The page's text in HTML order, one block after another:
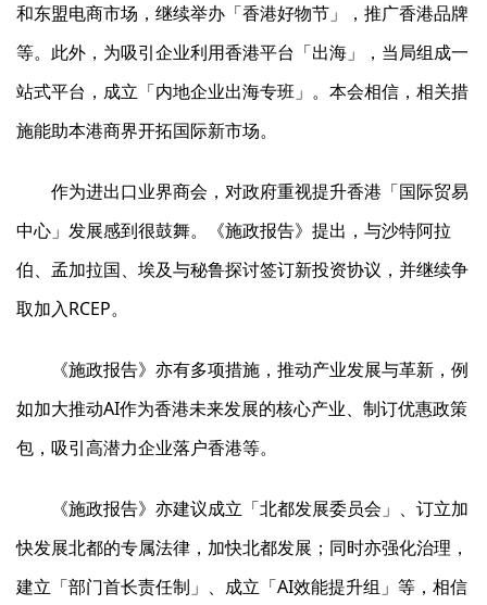
和东盟电商市场，继续举办「香港好物节」，推广香港品牌
等。此外，为吸引企业利用香港平台「出海」，当局组成一
站式平台，成立「内地企业出海专班」。本会相信，相关措
施能助本港商界开拓国际新市场。
作为进出口业界商会，对政府重视提升香港「国际贸易
中心」发展感到很鼓舞。《施政报告》提出，与沙特阿拉
伯、孟加拉国、埃及与秘鲁探讨签订新投资协议，并继续争
取加入RCEP。
《施政报告》亦有多项措施，推动产业发展与革新，例
如加大推动AI作为香港未来发展的核心产业、制订优惠政策
包，吸引高潜力企业落户香港等。
《施政报告》亦建议成立「北都发展委员会」、订立加
快发展北都的专属法律，加快北都发展；同时亦强化治理，
建立「部门首长责任制」、成立「AI效能提升组」等，相信